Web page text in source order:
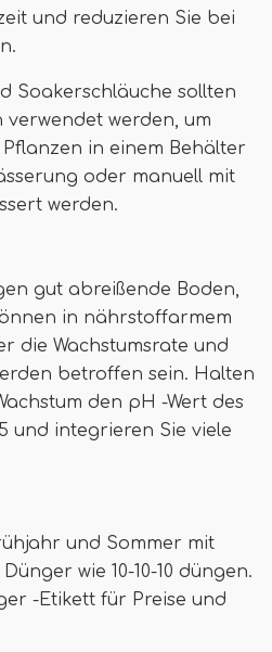
und reduzieren Sie bei
Soakerschläuche sollten
werden, um
in einem Behälter
oder manuell mit
werden.
gut abreißende Boden,
in nährstoffarmem
die Wachstumsrate und
betroffen sein. Halten
den pH -Wert des
und integrieren Sie viele
und Sommer mit
wie 10-10-10 düngen.
-Etikett für Preise und